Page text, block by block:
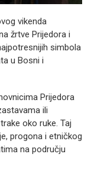
vikenda
žrtve Prijedora i
simbola
u Bosni i
Prijedora
ili
oko ruke. Taj
progona i etničkog
na području